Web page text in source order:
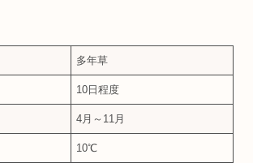
多年草
10日程度
4月～11月
10℃